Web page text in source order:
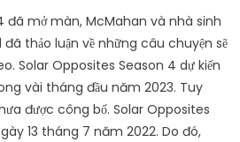
đã mở màn, McMahan và nhà sinh
thảo luận về những câu chuyện sẽ
Solar Opposites Season 4 dự kiến
vài tháng đầu năm 2023. Tuy
được công bố. Solar Opposites
13 tháng 7 năm 2022. Do đó,